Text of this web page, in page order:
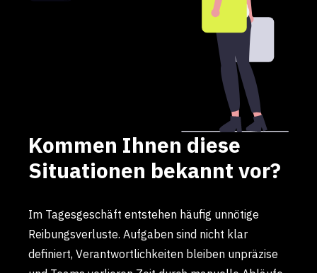
Kommen Ihnen diese
Situationen bekannt vor?